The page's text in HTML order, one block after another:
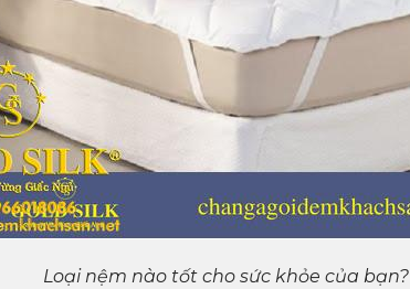
Loại nệm nào tốt cho sức khỏe của bạn?